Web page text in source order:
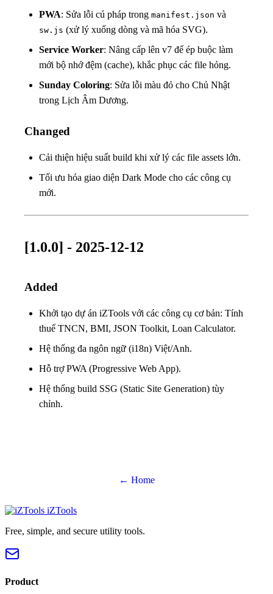
PWA: Sửa lỗi cú pháp trong manifest.json và
sw.js (xử lý xuống dòng và mã hóa SVG).
Service Worker: Nâng cấp lên v7 để ép buộc làm
mới bộ nhớ đệm (cache), khắc phục các file hỏng.
Sunday Coloring: Sửa lỗi màu đỏ cho Chủ Nhật
trong Lịch Âm Dương.
Changed
Cải thiện hiệu suất build khi xử lý các file assets lớn.
Tối ưu hóa giao diện Dark Mode cho các công cụ
mới.
[1.0.0] - 2025-12-12
Added
Khởi tạo dự án iZTools với các công cụ cơ bản: Tính
thuế TNCN, BMI, JSON Toolkit, Loan Calculator.
Hệ thống đa ngôn ngữ (i18n) Việt/Anh.
Hỗ trợ PWA (Progressive Web App).
Hệ thống build SSG (Static Site Generation) tùy
chỉnh.
← Home
iZTools
Free, simple, and secure utility tools.
Product